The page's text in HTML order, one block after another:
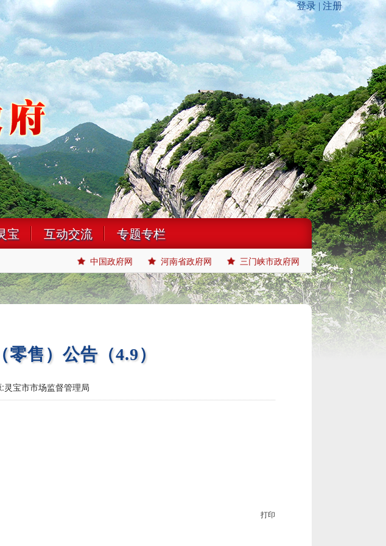
宝 互动交流 专题专栏
中国政府网 河南省政府网 三门峡市政府网
售）公告（4.9）
灵宝市市场监督管理局
打印